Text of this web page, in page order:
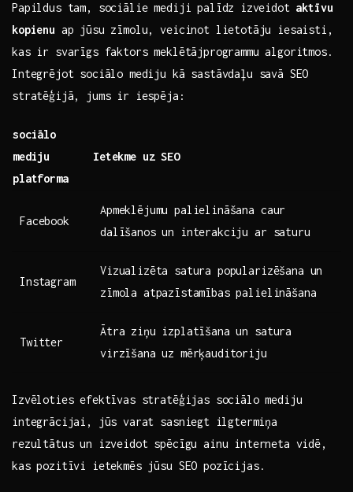
Papildus tam, sociālie mediji palīdz⁣ izveidot aktīvu
kopienu ap jūsu zīmolu, veicinot lietotāju iesaisti,
kas ir svarīgs faktors meklētājprogrammu algoritmos.
‌Integrējot sociālo mediju kā sastāvdaļu savā SEO‌
stratēģijā, jums ir iespēja:
sociālo
mediju
platforma
Ietekme uz SEO
Facebook
Apmeklējumu palielināšana caur
dalīšanos un interakciju ar saturu
Instagram
Vizualizēta satura popularizēšana un
zīmola atpazīstamības palielināšana
Twitter
Ātra ziņu izplatīšana un satura
virzīšana uz mērķauditoriju
Izvēloties efektīvas stratēģijas sociālo mediju
integrācijai, jūs varat sasniegt ⁣ilgtermiņa
rezultātus un izveidot spēcīgu ainu interneta vidē,​
kas pozitīvi ietekmēs jūsu SEO pozīcijas.